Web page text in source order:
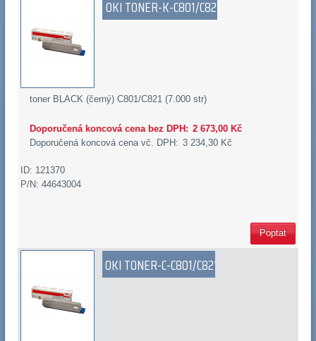
OKI TONER-K-C801/C821
toner BLACK (černý) C801/C821 (7.000 str)
Doporučená koncová cena bez DPH: 2 673,00 Kč
Doporučená koncová cena vč. DPH: 3 234,30 Kč
ID: 121370
P/N: 44643004
Poptat
OKI TONER-C-C801/C821